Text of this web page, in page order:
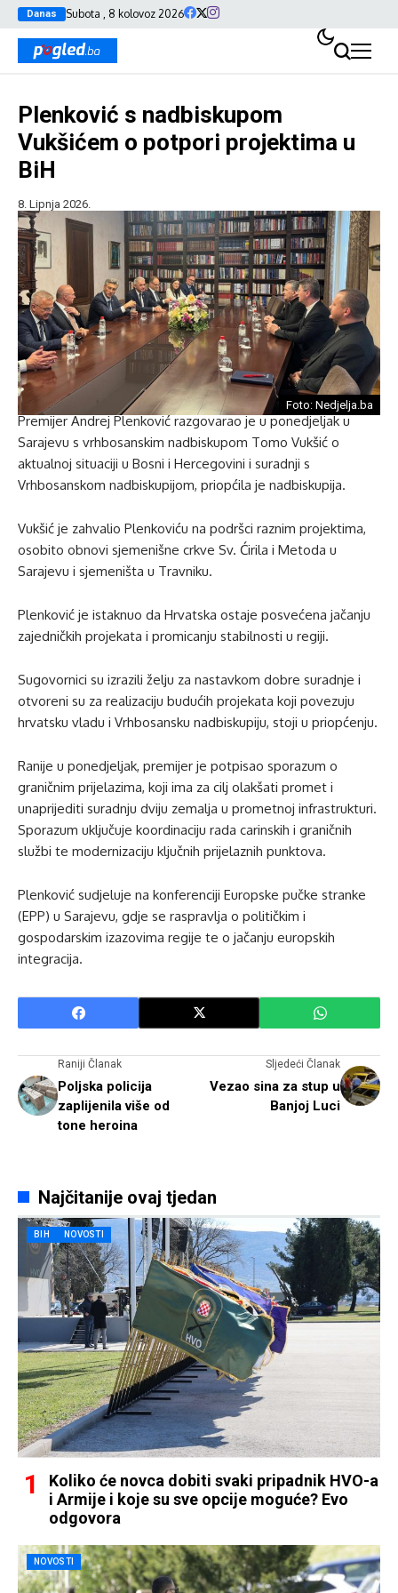
Danas Subota , 8 kolovoz 2026
Plenković s nadbiskupom
Vukšićem o potpori projektima u
BiH
8. Lipnja 2026.
Foto: Nedjelja.ba
Premijer Andrej Plenković razgovarao je u ponedjeljak u
Sarajevu s vrhbosanskim nadbiskupom Tomo Vukšić o
aktualnoj situaciji u Bosni i Hercegovini i suradnji s
Vrhbosanskom nadbiskupijom, priopćila je nadbiskupija.
Vukšić je zahvalio Plenkoviću na podršci raznim projektima,
osobito obnovi sjemenišne crkve Sv. Ćirila i Metoda u
Sarajevu i sjemeništa u Travniku.
Plenković je istaknuo da Hrvatska ostaje posvećena jačanju
zajedničkih projekata i promicanju stabilnosti u regiji.
Sugovornici su izrazili želju za nastavkom dobre suradnje i
otvoreni su za realizaciju budućih projekata koji povezuju
hrvatsku vladu i Vrhbosansku nadbiskupiju, stoji u priopćenju.
Ranije u ponedjeljak, premijer je potpisao sporazum o
graničnim prijelazima, koji ima za cilj olakšati promet i
unaprijediti suradnju dviju zemalja u prometnoj infrastrukturi.
Sporazum uključuje koordinaciju rada carinskih i graničnih
službi te modernizaciju ključnih prijelaznih punktova.
Plenković sudjeluje na konferenciji Europske pučke stranke
(EPP) u Sarajevu, gdje se raspravlja o političkim i
gospodarskim izazovima regije te o jačanju europskih
integracija.
Raniji Članak
Poljska policija
zaplijenila više od
tone heroina
Sljedeći Članak
Vezao sina za stup u
Banjoj Luci
Najčitanije ovaj tjedan
BIH NOVOSTI
Koliko će novca dobiti svaki pripadnik HVO-a
i Armije i koje su sve opcije moguće? Evo
odgovora
NOVOSTI